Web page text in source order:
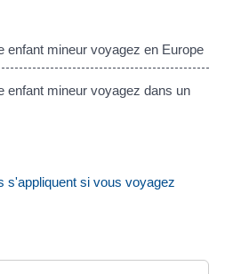
enfant mineur voyagez en Europe
enfant mineur voyagez dans un
s'appliquent si vous voyagez